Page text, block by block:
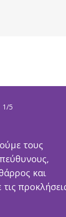
1/5
τους
και